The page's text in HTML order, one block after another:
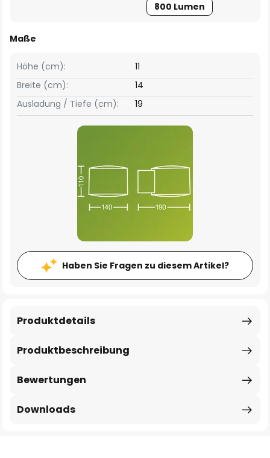
800 Lumen
Maße
Breite (cm): 14
Höhe (cm): 11
Ausladung / Tiefe (cm): 19
Haben Sie Fragen zu diesem Artikel?
Produktbeschreibung
Produktdetails
Bewertungen
Downloads